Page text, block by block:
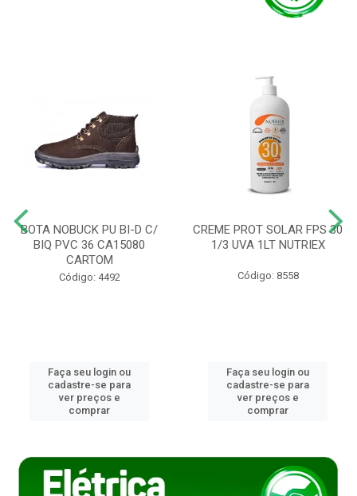
BOTA NOBUCK PU BI-D C/
BIQ PVC 36 CA15080
CARTOM
Código: 4492
Faça seu login ou
cadastre-se para
ver preços e
comprar
CREME PROT SOLAR FPS 30
1/3 UVA 1LT NUTRIEX
Código: 8558
Faça seu login ou
cadastre-se para
ver preços e
comprar